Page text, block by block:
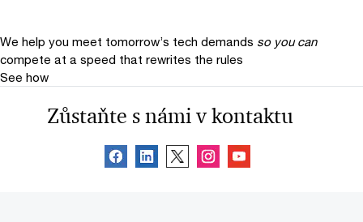
We help you meet tomorrow’s tech demands so you can
compete at a speed that rewrites the rules
See how
Zůstaňte s námi v kontaktu